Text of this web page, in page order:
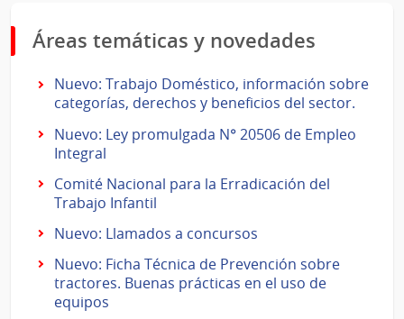
Áreas temáticas y novedades
Nuevo: Trabajo Doméstico, información sobre
categorías, derechos y beneficios del sector.
Nuevo: Ley promulgada N° 20506 de Empleo
Integral
Comité Nacional para la Erradicación del
Trabajo Infantil
Nuevo: Llamados a concursos
Nuevo: Ficha Técnica de Prevención sobre
tractores. Buenas prácticas en el uso de
equipos